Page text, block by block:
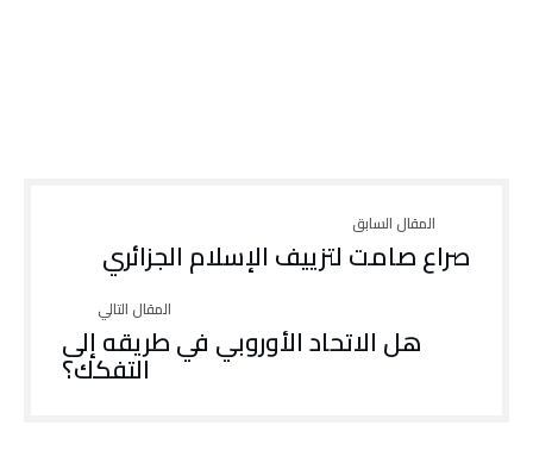
صراع صامت لتزييف الإسلام الجزائري
هل الاتحاد الأوروبي في طريقه إلى
التفكك؟